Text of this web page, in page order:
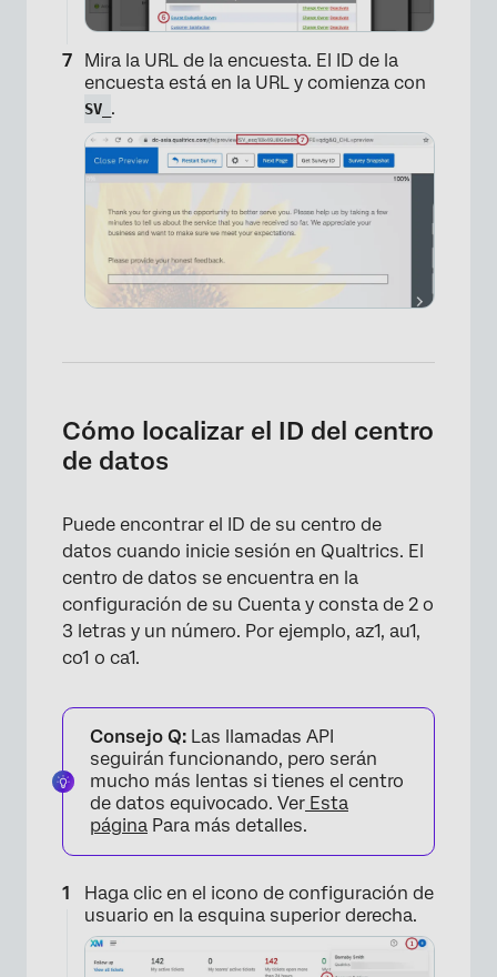
×
Mira la URL de la encuesta. El ID de la
encuesta está en la URL y comienza con
SV_ .
Cómo localizar el ID del centro
de datos
Puede encontrar el ID de su centro de
datos cuando inicie sesión en Qualtrics. El
centro de datos se encuentra en la
configuración de su Cuenta y consta de 2 o
3 letras y un número. Por ejemplo, az1, au1,
co1 o ca1.
Consejo Q: Las llamadas API
seguirán funcionando, pero serán
mucho más lentas si tienes el centro
de datos equivocado. Ver Esta
página Para más detalles.
Haga clic en el icono de configuración de
usuario en la esquina superior derecha.